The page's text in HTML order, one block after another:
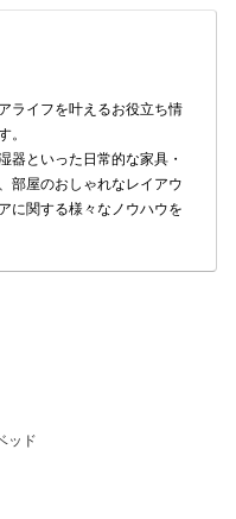
ライフを叶えるお役立ち情
。
器といった日常的な家具・
部屋のおしゃれなレイアウ
に関する様々なノウハウを
ッド